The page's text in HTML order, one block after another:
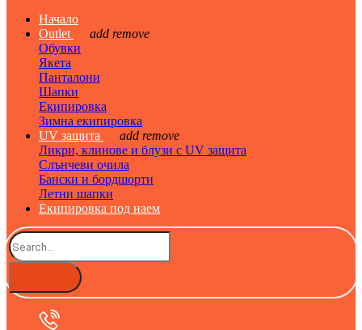
Начало
Outlet
add remove
Обувки
Якета
Панталони
Шапки
Екипировка
Зимна екипировка
UV защита
add remove
Ликри, клинове и блузи с UV защита
Слънчеви очила
Бански и бордшорти
Летни шапки
Екипировка под наем